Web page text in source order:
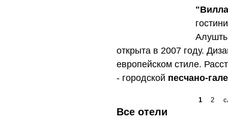
открыта в 2007 году.
европейском стиле.
- городской песчано-
1 2
Все отели